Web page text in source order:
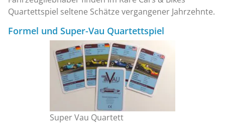
Quartettspiel seltene Schätze vergangener Jahrzehnte.
Formel und Super-Vau Quartettspiel
Super Vau Quartett